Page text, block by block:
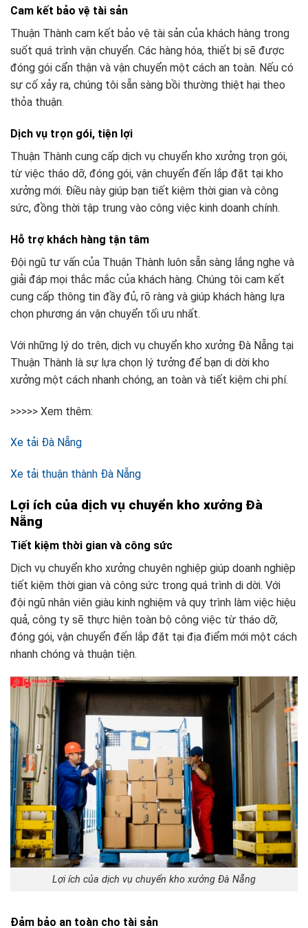
Cam kết bảo vệ tài sản
Thuận Thành cam kết bảo vệ tài sản của khách hàng trong
suốt quá trình vận chuyển. Các hàng hóa, thiết bị sẽ được
đóng gói cẩn thận và vận chuyển một cách an toàn. Nếu có
sự cố xảy ra, chúng tôi sẵn sàng bồi thường thiệt hại theo
thỏa thuận.
Dịch vụ trọn gói, tiện lợi
Thuận Thành cung cấp dịch vụ chuyển kho xưởng trọn gói,
từ việc tháo dỡ, đóng gói, vận chuyển đến lắp đặt tại kho
xưởng mới. Điều này giúp bạn tiết kiệm thời gian và công
sức, đồng thời tập trung vào công việc kinh doanh chính.
Hỗ trợ khách hàng tận tâm
Đội ngũ tư vấn của Thuận Thành luôn sẵn sàng lắng nghe và
giải đáp mọi thắc mắc của khách hàng. Chúng tôi cam kết
cung cấp thông tin đầy đủ, rõ ràng và giúp khách hàng lựa
chọn phương án vận chuyển tối ưu nhất.
Với những lý do trên, dịch vụ chuyển kho xưởng Đà Nẵng tại
Thuận Thành là sự lựa chọn lý tưởng để bạn di dời kho
xưởng một cách nhanh chóng, an toàn và tiết kiệm chi phí.
>>>>> Xem thêm:
Xe tải Đà Nẵng
Xe tải thuận thành Đà Nẵng
Lợi ích của dịch vụ chuyển kho xưởng Đà
Nẵng
Tiết kiệm thời gian và công sức
Dịch vụ chuyển kho xưởng chuyên nghiệp giúp doanh nghiệp
tiết kiệm thời gian và công sức trong quá trình di dời. Với
đội ngũ nhân viên giàu kinh nghiệm và quy trình làm việc hiệu
quả, công ty sẽ thực hiện toàn bộ công việc từ tháo dỡ,
đóng gói, vận chuyển đến lắp đặt tại địa điểm mới một cách
nhanh chóng và thuận tiện.
Lợi ích của dịch vụ chuyển kho xưởng Đà Nẵng
Đảm bảo an toàn cho tài sản